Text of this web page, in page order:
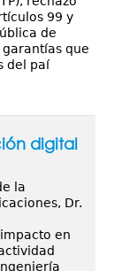
99 y
de
que
del paí
digital
la
Dr.
en